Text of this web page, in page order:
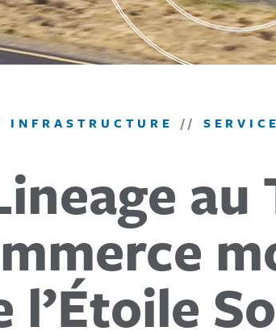
INFRASTRUCTURE //
au
l’Étoile